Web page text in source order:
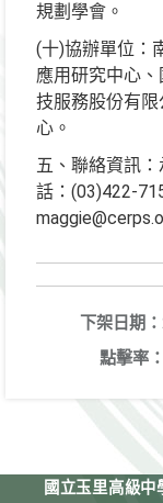
規劃學會。
(十)協辦單位：
應用研究中心
技服務股份有
心。
五、聯絡資訊
話：(03)422-
下架日期：
點擊率：
國立玉里高級中